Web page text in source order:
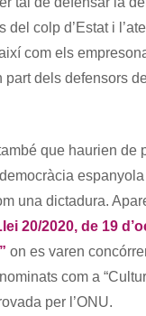
del colp d’Estat i
com els
part dels defensors
que haurien de
una dictadura.
20/2020, de 19
on es varen
com a
per l’ONU.